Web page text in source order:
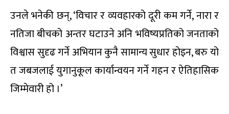
उनले भनेकी छन्, ‘विचार र व्यवहारको दूरी कम गर्ने, नारा र
नतिजा बीचको अन्तर घटाउने अनि भविष्यप्रतिको जनताको
विश्वास सुदृढ गर्ने अभियान कुनै सामान्य सुधार होइन, बरु यो
त जबजलाई युगानुकूल कार्यान्वयन गर्ने गहन र ऐतिहासिक
जिम्मेवारी हो ।’